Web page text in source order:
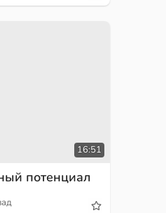
16:51
потенциал